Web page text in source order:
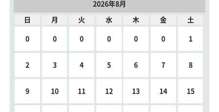
2026年8月
日 月 火 水 木 金 土
0 0 0 0 0 0 1
2 3 4 5 6 7 8
9 10 11 12 13 14 15